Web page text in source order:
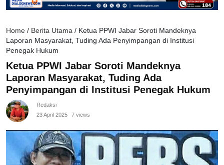
Home / Berita Utama / Ketua PPWI Jabar Soroti Mandeknya
Laporan Masyarakat, Tuding Ada Penyimpangan di Institusi
Penegak Hukum
Ketua PPWI Jabar Soroti Mandeknya
Laporan Masyarakat, Tuding Ada
Penyimpangan di Institusi Penegak Hukum
Redaksi
23 April 2025
7 views